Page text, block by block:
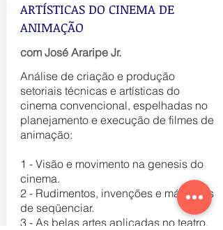
ARTÍSTICAS DO CINEMA DE
ANIMAÇÃO
com José Araripe Jr.
Análise de criação e produção
setoriais técnicas e artísticas do
cinema convencional, espelhadas no
planejamento e execução de filmes de
animação:
1 - Visão e movimento na genesis do
cinema.
2 - Rudimentos, invenções e máquinas
de seqüenciar.
3 - As belas artes aplicadas no teatro.